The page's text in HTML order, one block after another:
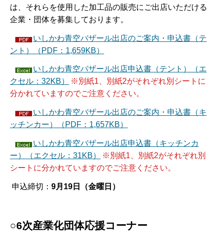
は、それらを使用した加工品の販売にご出店いただける
企業・団体を募集しております。
いしかわ青空バザール出店のご案内・申込書（テ
ント）（PDF：1,659KB）
いしかわ青空バザール出店申込書（テント）（エ
クセル：32KB）
※別紙1、別紙2がそれぞれ別シートに
分かれていますのでご注意ください。
いしかわ青空バザール出店のご案内・申込書（キ
ッチンカー）（PDF：1,657KB）
いしかわ青空バザール出店申込書（キッチンカ
ー）（エクセル：31KB）
※別紙1、別紙2がそれぞれ別
シートに分かれていますのでご注意ください。
申込締切： 9月19日（金曜日）
○6次産業化団体応援コーナー